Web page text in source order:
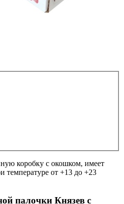
коробку с окошком, имеет
температуре от +13 до +23
палочки Князев с